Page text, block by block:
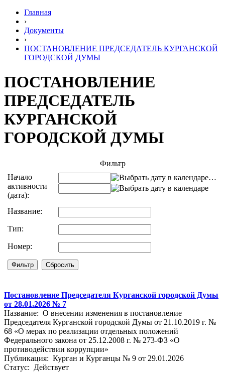
Главная
›
Документы
›
ПОСТАНОВЛЕНИЕ ПРЕДСЕДАТЕЛЬ КУРГАНСКОЙ
ГОРОДСКОЙ ДУМЫ
ПОСТАНОВЛЕНИЕ
ПРЕДСЕДАТЕЛЬ
КУРГАНСКОЙ
ГОРОДСКОЙ ДУМЫ
Фильтр
Начало
активности
(дата):
…
Название:
Тип:
Номер:
Постановление Председателя Курганской городской Думы
от 28.01.2026 № 7
Название: О внесении изменения в постановление
Председателя Курганской городской Думы от 21.10.2019 г. №
68 «О мерах по реализации отдельных положений
Федерального закона от 25.12.2008 г. № 273-ФЗ «О
противодействии коррупции»
Публикация: Курган и Курганцы № 9 от 29.01.2026
Статус: Действует